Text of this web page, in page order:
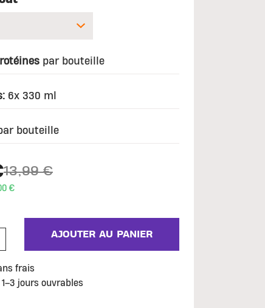
par bouteille
6x 330 ml
bouteille
Price reduced from
13,99 €
to
€
AJOUTER AU PANIER
frais
1–3 jours ouvrables